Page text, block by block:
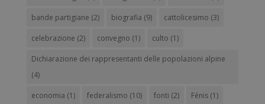
bande partigiane (2) biografia (9) cattolicesimo (3)
celebrazione (2) convegno (1) culto (1)
Dichiarazione dei rappresentanti delle popolazioni alpine
(4)
economia (1) federalismo (10) fonti (2) Fénis(1)